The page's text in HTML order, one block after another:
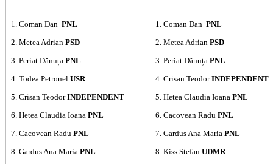
1. Coman Dan PNL
2. Metea Adrian PSD
3. Periat Dănuța PNL
4. Todea Petronel USR
5. Crisan TeodorINDEPENDENT
6. Hetea Claudia Ioana PNL
7. Cacovean Radu PNL
8. Gardus Ana Maria PNL
1. Coman DanPNL
2. Metea AdrianPSD
3. Periat DănuțaPNL
4. Crisan TeodorINDEPENDENT
5. Hetea Claudia IoanaPNL
6. Cacovean RaduPNL
7. Gardus Ana MariaPNL
8. Kiss Stefan UDMR